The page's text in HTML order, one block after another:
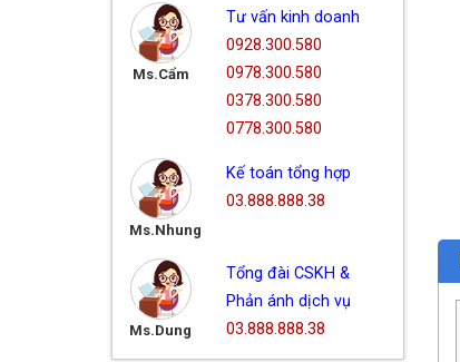
Ms.Cẩm
Tư vấn kinh doanh
0928.300.580
0978.300.580
0378.300.580
0778.300.580
Ms.Nhung
Kế toán tổng hợp
03.888.888.38
Ms.Dung
Tổng đài CSKH &
Phản ánh dịch vụ
03.888.888.38